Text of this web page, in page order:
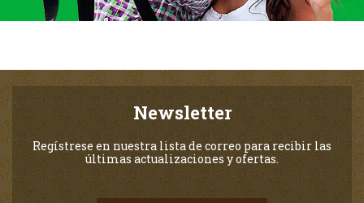
Newsletter
Regístrese en nuestra lista de correo para recibir las
últimas actualizaciones y ofertas.